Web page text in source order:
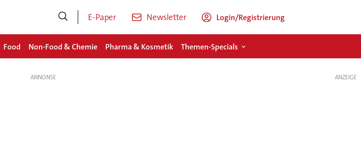
E-Paper Newsletter Login/Registrierung
Food Non-Food & Chemie Pharma & Kosmetik Themen-Specials
ANZEIGE